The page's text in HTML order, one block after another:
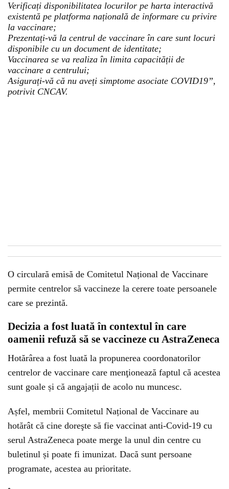
Verificați disponibilitatea locurilor pe harta interactivă
existentă pe platforma națională de informare cu privire
la vaccinare;
Prezentați-vă la centrul de vaccinare în care sunt locuri
disponibile cu un document de identitate;
Vaccinarea se va realiza în limita capacității de
vaccinare a centrului;
Asigurați-vă că nu aveți simptome asociate COVID19”,
potrivit CNCAV.
O circulară emisă de Comitetul Național de Vaccinare
permite centrelor să vaccineze la cerere toate persoanele
care se prezintă.
Decizia a fost luată în contextul în care
oamenii refuză să se vaccineze cu AstraZeneca
Hotărârea a fost luată la propunerea coordonatorilor
centrelor de vaccinare care menţionează faptul că acestea
sunt goale și că angajații de acolo nu muncesc.
Așfel, membrii Comitetul Național de Vaccinare au
hotărât că cine doreşte să fie vaccinat anti-Covid-19 cu
serul AstraZeneca poate merge la unul din centre cu
buletinul și poate fi imunizat. Dacă sunt persoane
programate, acestea au prioritate.